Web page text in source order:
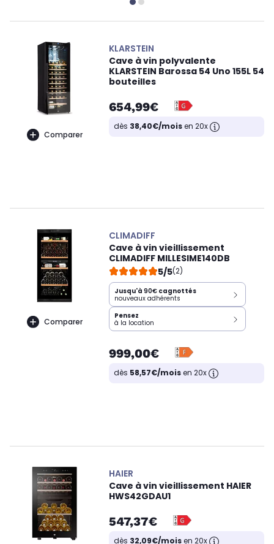
Comparer
KLARSTEIN
Cave à vin polyvalente
KLARSTEIN Barossa 54 Uno 155L 54
bouteilles
654,99€
dès 38,40€/moisen 20x
Comparer
CLIMADIFF
Cave à vin vieillissement
CLIMADIFF MILLESIME140DB
5/5(2)
Jusqu'à 90€ cagnottés
nouveaux adhérents
Pensez
à la location
999,00€
dès 58,57€/moisen 20x
HAIER
Cave à vin vieillissement HAIER
HWS42GDAU1
547,37€
dès 32,09€/moisen 20x